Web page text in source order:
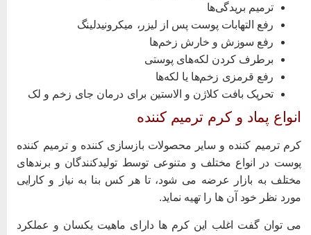
ترمیم بریدگی‌ها
رفع التهابات پوست پس از لیزر، میکرونیدلینگ
رفع سوزش و خارش زخم‌ها
برطرف کردن لکه‌های پوستی
رفع قرمزی زخم‌ها یا لکه‌ها
تحریک بافت کلاژن و الاستین برای درمان جای زخم و لک
پماد و کرم ترمیم کننده
ترمیم کننده و سایر محصولات بازسازی کننده و ترمیم کننده
در انواع مختلف و متنوعی توسط تولیدکنندگان و برندهای
به بازار عرضه می شود، تا هر کس بنا به نیاز و کارایی
نظر خود آن ها را تهیه نماید.
توان گفت اغلب این کرم ها دارای ماهیت یکسان و عملکرد